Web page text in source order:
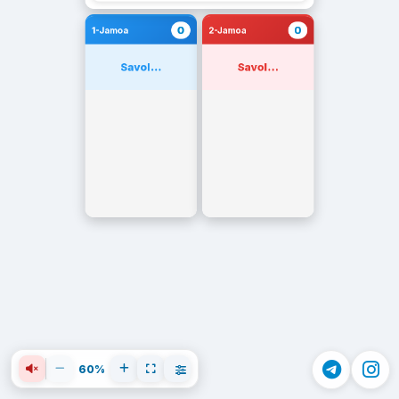
1-Jamoa 0
Savol...
2-Jamoa 0
Savol...
60%